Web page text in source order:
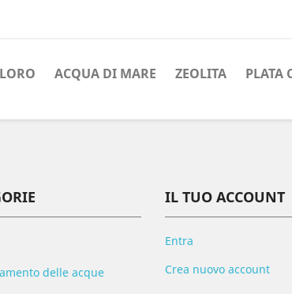
ACQUA DI MARE ZEOLITA PLATA
delle acque
IL TUO ACCOUNT
Entra
Crea nuovo account